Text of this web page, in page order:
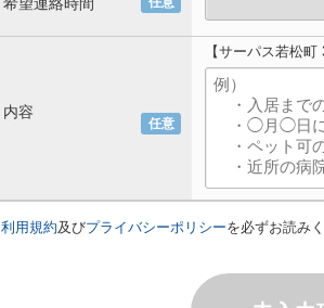
任意
内容
【サーパス若松
利用規約及びプライバシーポリシーを必ずお読み